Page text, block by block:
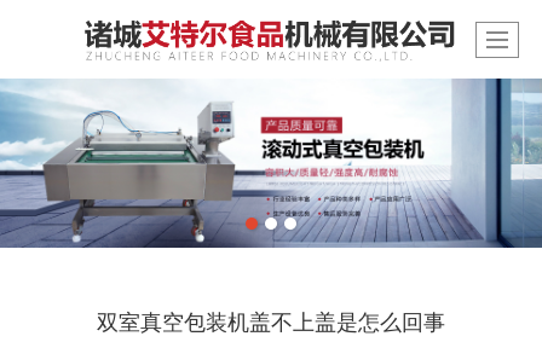
双室真空包装机盖不上盖是怎么回事